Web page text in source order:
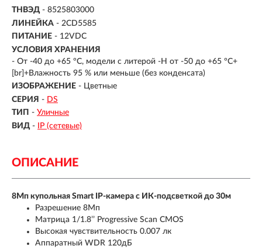
ТНВЭД - 8525803000
ЛИНЕЙКА - 2CD5585
ПИТАНИЕ - 12VDC
УСЛОВИЯ ХРАНЕНИЯ
- От -40 до +65 °C, модели с литерой -H от -50 до +65 °C+
[br]+Влажность 95 % или меньше (без конденсата)
ИЗОБРАЖЕНИЕ - Цветные
СЕРИЯ - DS
ТИП - Уличные
ВИД - IP (сетевые)
ОПИСАНИЕ
8Мп купольная Smart IP-камера с ИК-подсветкой до 30м
Разрешение 8Мп
Матрица 1/1.8’’ Progressive Scan CMOS
Высокая чувствительность 0.007 лк
Аппаратный WDR 120дБ